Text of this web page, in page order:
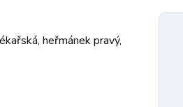
heřmánek pravý,